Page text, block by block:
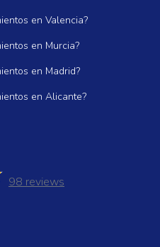
en Valencia?
en Murcia?
en Madrid?
en Alicante?
98 reviews